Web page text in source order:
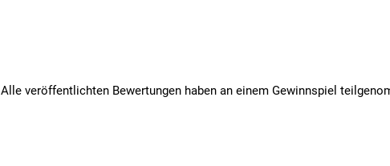
Alle veröffentlichten Bewertungen haben an einem Gewinnspiel